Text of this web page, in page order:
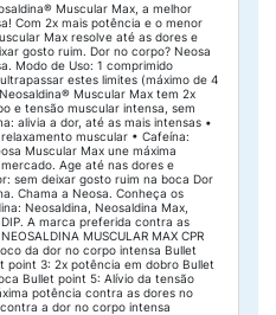
Muscular Max, a melhor
Com 2x mais potência e o menor
Max resolve até as dores e
gosto ruim. Dor no corpo? Neosa
Modo de Uso: 1 comprimido
estes limites (máximo de 4
Muscular Max tem 2x
e tensão muscular intensa, sem
alivia a dor, até as mais intensas •
muscular • Cafeína:
Muscular Max une máxima
Age até nas dores e
sem deixar gosto ruim na boca Dor
Chama a Neosa. Conheça os
Neosaldina, Neosaldina Max,
A marca preferida contra as
MUSCULAR MAX CPR
da dor no corpo intensa Bullet
point 3: 2x potência em dobro Bullet
Bullet point 5: Alívio da tensão
potência contra as dores no
a dor no corpo intensa